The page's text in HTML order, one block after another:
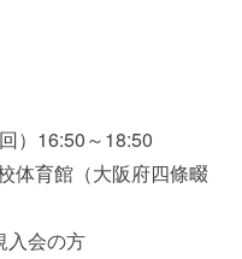
）16:50～18:50
体育館（大阪府四條畷
入会の方